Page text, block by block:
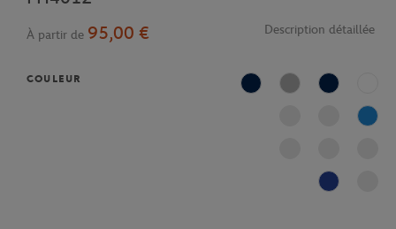
À partir de 95,00 € Description détaillée
COULEUR
Marine Argent ChinéBleu Marine
L99
Marine